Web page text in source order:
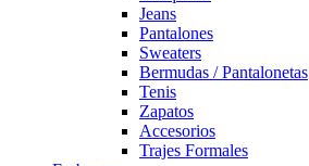
Jeans
Pantalones
Sweaters
Bermudas / Pantalonetas
Tenis
Zapatos
Accesorios
Trajes Formales